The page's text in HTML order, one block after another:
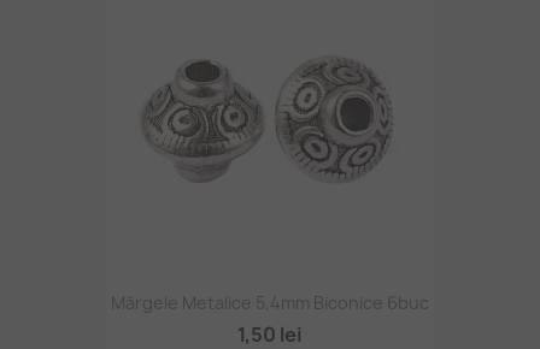
Mărgele Metalice 5,4mm Biconice 6buc
1,50 lei